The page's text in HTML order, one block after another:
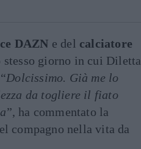
DAZN e del calciatore
stesso giorno in cui Diletta
Dolcissimo. Già me lo
da togliere il fiato
”, ha commentato la
compagno nella vita da